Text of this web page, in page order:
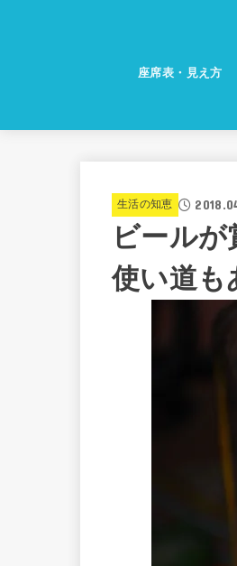
座席表・見え方
生活の知恵
ビール
使い道も